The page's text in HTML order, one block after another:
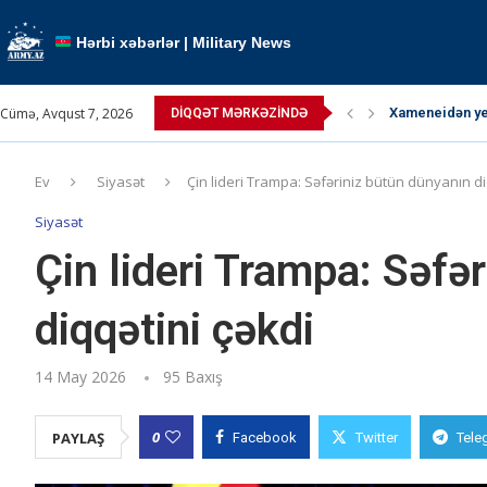
Hərbi xəbərlər | Military News
Cümə, Avqust 7, 2026 DIQQƏT MƏRKƏZINDƏ Xameneidən
TRIPP
Paşinyan
Paşinyan:
Pəhləvi
Ərdoğan
Kallas:
Kremldə
Müctəba
Ev Siyasət Çin lideri Trampa: Səfəriniz bütün dünyanın
Siyasət
Çin lideri Trampa:
diqqətini çəkdi
14 May 2026 95 Baxış
PAYLAŞ 0 Facebook Twitter